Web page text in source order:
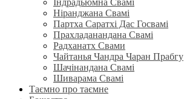
Індрадьюмна Свамі
Ніранджана Свамі
Партха Саратхі Дас Госвамі
Прахладанандана Свамі
Радханатх Свами
Чайтанья Чандра Чаран Прабгу
Шачінандана Свамі
Шиварама Свамі
Таємно про таємне